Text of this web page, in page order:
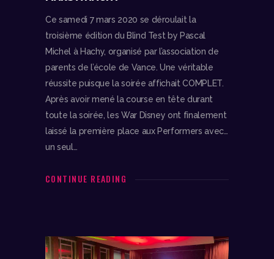
Ce samedi 7 mars 2020 se déroulait la
troisième édition du Blind Test by Pascal
Michel à Hachy, organisé par l’association de
parents de l’école de Vance. Une véritable
réussite puisque la soirée affichait COMPLET.
Après avoir mené la course en tête durant
toute la soirée, les War Disney ont finalement
laissé la première place aux Performers avec…
un seul…
CONTINUE READING